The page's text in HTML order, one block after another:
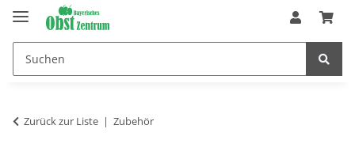
Zurück zur Liste Zubehör